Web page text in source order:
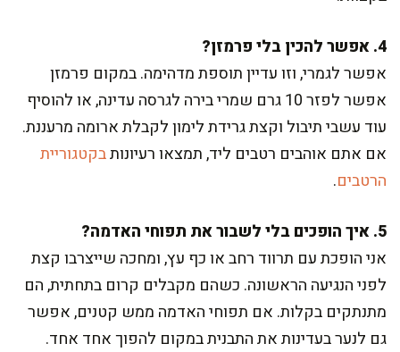
4. אפשר להכין בלי פרמזן?
אפשר לגמרי, וזו עדיין תוספת מדהימה. במקום פרמזן
אפשר לפזר 10 גרם שמרי בירה לגרסה עדינה, או להוסיף
עוד עשבי תיבול וקצת גרידת לימון לקבלת ארומה מרעננת.
אם אתם אוהבים רטבים ליד, תמצאו רעיונותבקטגוריית
הרטבים.
5. איך הופכים בלי לשבור את תפוחי האדמה?
אני הופכת עם תרווד רחב או כף עץ, ומחכה שייצרבו קצת
לפני הנגיעה הראשונה. כשהם מקבלים קרום בתחתית, הם
מתנתקים בקלות. אם תפוחי האדמה ממש קטנים, אפשר
גם לנער בעדינות את התבנית במקום להפוך אחד אחד.